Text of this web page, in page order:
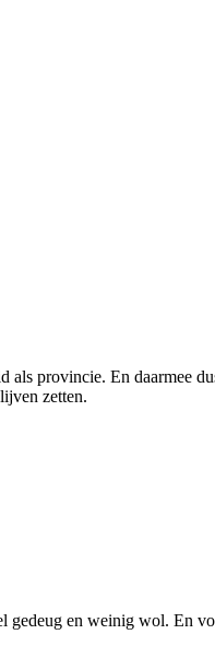
provincie. En daarmee
zetten.
gedeug en weinig wol. En